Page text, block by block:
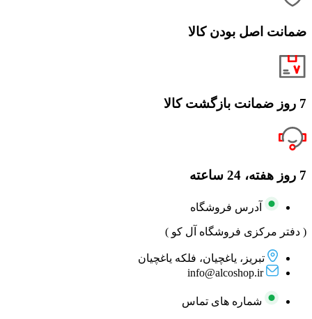
ضمانت اصل بودن کالا
7 روز ضمانت بازگشت کالا
7 روز هفته، 24 ساعته
آدرس فروشگاه
( دفتر مرکزی فروشگاه آل کو )
تبریز، یاغچیان، فلکه یاغچیان
info@alcoshop.ir
شماره های تماس